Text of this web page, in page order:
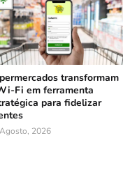
transformam
Fi em ferramenta
para fidelizar
2026